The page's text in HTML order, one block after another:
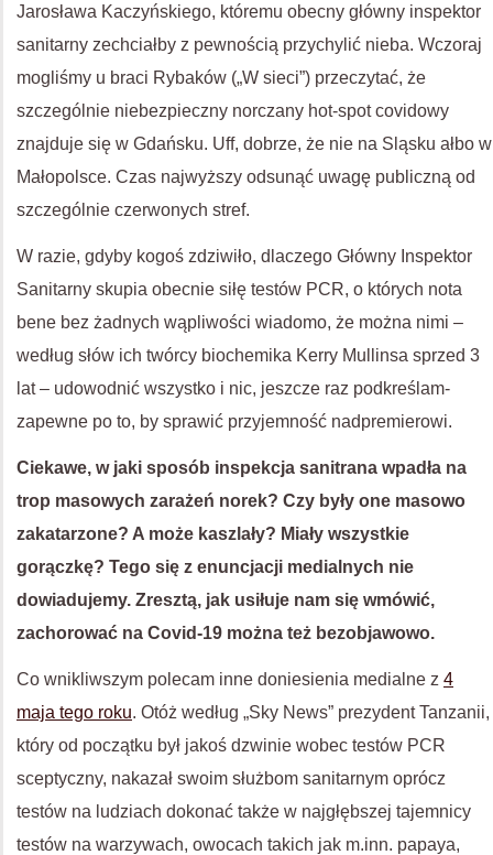
Jarosława Kaczyńskiego, któremu obecny główny inspektor
sanitarny zechciałby z pewnością przychylić nieba. Wczoraj
mogliśmy u braci Rybaków („W sieci”) przeczytać, że
szczególnie niebezpieczny norczany hot-spot covidowy
znajduje się w Gdańsku. Uff, dobrze, że nie na Sląsku ałbo w
Małopolsce. Czas najwyższy odsunąć uwagę publiczną od
szczególnie czerwonych stref.
W razie, gdyby kogoś zdziwiło, dlaczego Główny Inspektor
Sanitarny skupia obecnie siłę testów PCR, o których nota
bene bez żadnych wąpliwości wiadomo, że można nimi –
według słów ich twórcy biochemika Kerry Mullinsa sprzed 3
lat – udowodnić wszystko i nic, jeszcze raz podkreślam-
zapewne po to, by sprawić przyjemność nadpremierowi.
Ciekawe, w jaki sposób inspekcja sanitrana wpadła na
trop masowych zarażeń norek? Czy były one masowo
zakatarzone? A może kaszlały? Miały wszystkie
gorączkę? Tego się z enuncjacji medialnych nie
dowiadujemy. Zresztą, jak usiłuje nam się wmówić,
zachorować na Covid-19 można też bezobjawowo.
Co wnikliwszym polecam inne doniesienia medialne z 4
maja tego roku. Otóż według „Sky News” prezydent Tanzanii,
który od początku był jakoś dzwinie wobec testów PCR
sceptyczny, nakazał swoim służbom sanitarnym oprócz
testów na ludziach dokonać także w najgłębszej tajemnicy
testów na warzywach, owocach takich jak m.inn. papaya,